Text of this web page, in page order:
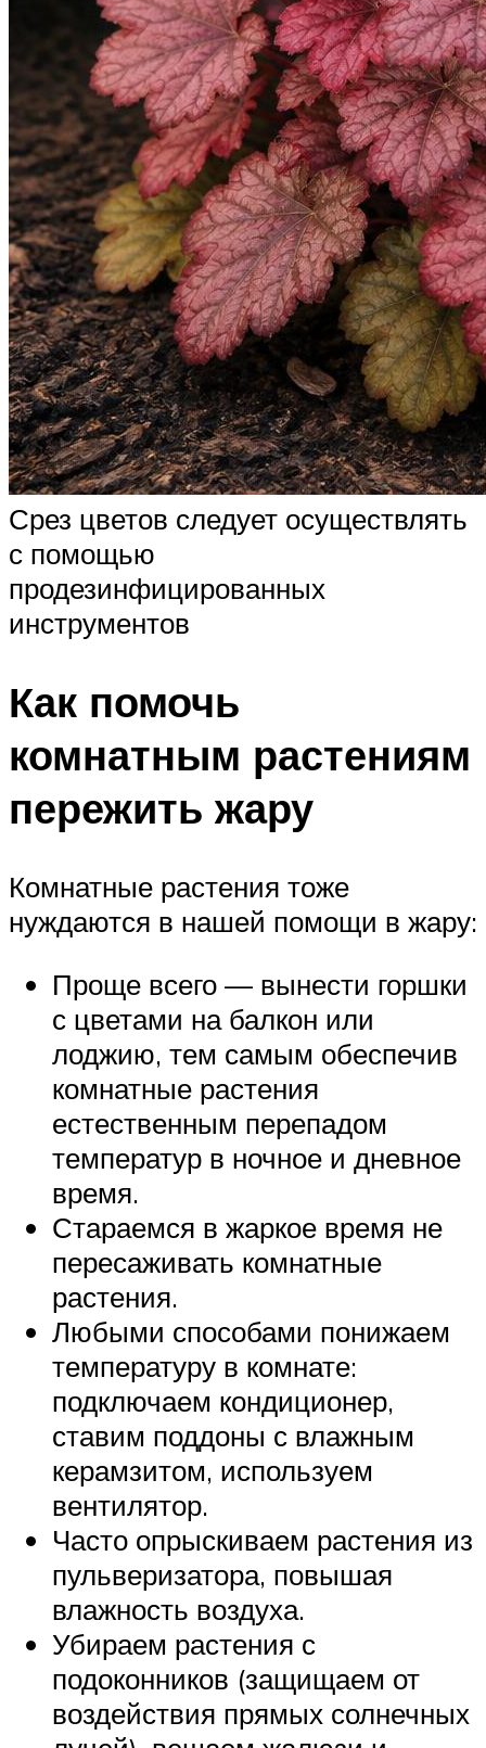
Срез цветов следует осуществлять
с помощью
продезинфицированных
инструментов
Как помочь
комнатным растениям
пережить жару
Комнатные растения тоже
нуждаются в нашей помощи в жару:
Проще всего — вынести горшки
с цветами на балкон или
лоджию, тем самым обеспечив
комнатные растения
естественным перепадом
температур в ночное и дневное
время.
Стараемся в жаркое время не
пересаживать комнатные
растения.
Любыми способами понижаем
температуру в комнате:
подключаем кондиционер,
ставим поддоны с влажным
керамзитом, используем
вентилятор.
Часто опрыскиваем растения из
пульверизатора, повышая
влажность воздуха.
Убираем растения с
подоконников (защищаем от
воздействия прямых солнечных